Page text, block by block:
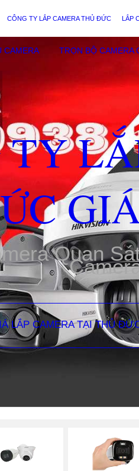
CÔNG TY LẮP CAMERA THỦ ĐỨC LẮP
CAMERA TRỌN BỘ CAMERA
TY
Quan
LẮP CAMERA TẠI THỦ